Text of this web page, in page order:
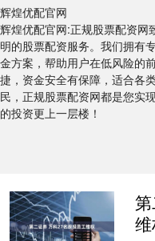
辉煌优配官网
辉煌优配官网:正规股票配资网
明的股票配资服务。我们拥有
金方案，帮助用户在低风险的
捷，资金安全有保障，适合各
民，正规股票配资网都是您实
的投资更上一层楼！